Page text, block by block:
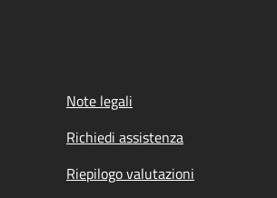
Note legali
Richiedi assistenza
Riepilogo valutazioni